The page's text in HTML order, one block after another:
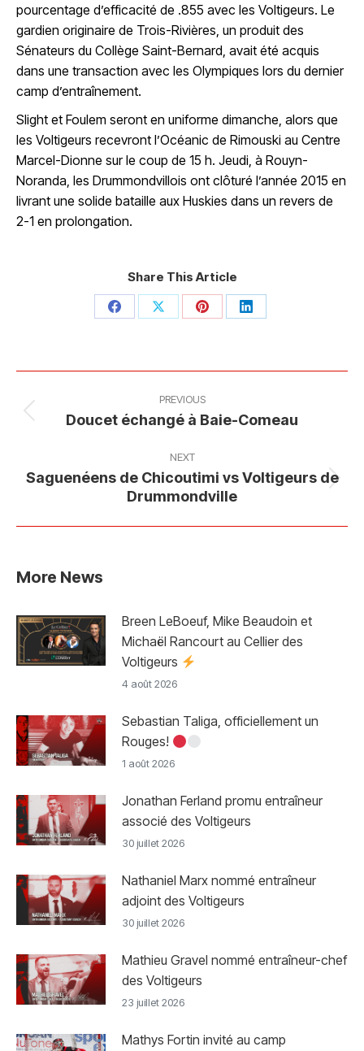
pourcentage d’efficacité de .855 avec les Voltigeurs. Le
gardien originaire de Trois-Rivières, un produit des
Sénateurs du Collège Saint-Bernard, avait été acquis
dans une transaction avec les Olympiques lors du dernier
camp d’entraînement.
Slight et Foulem seront en uniforme dimanche, alors que
les Voltigeurs recevront l’Océanic de Rimouski au Centre
Marcel-Dionne sur le coup de 15 h. Jeudi, à Rouyn-
Noranda, les Drummondvillois ont clôturé l’année 2015 en
livrant une solide bataille aux Huskies dans un revers de
2-1 en prolongation.
Share This Article
Share Share Share Share
navigation
PREVIOUS
Previous
Doucet échangé à Baie-Comeau
NEXT
Next
post:
Saguenéens de Chicoutimi vs Voltigeurs de
Drummondville
More News
Breen LeBoeuf, Mike Beaudoin et
Michaël Rancourt au Cellier des
Voltigeurs
4 août 2026
Sebastian Taliga, officiellement un
Rouges!
1 août 2026
Jonathan Ferland promu entraîneur
associé des Voltigeurs
30 juillet 2026
Nathaniel Marx nommé entraîneur
adjoint des Voltigeurs
30 juillet 2026
Mathieu Gravel nommé entraîneur-chef
des Voltigeurs
23 juillet 2026
Mathys Fortin invité au camp